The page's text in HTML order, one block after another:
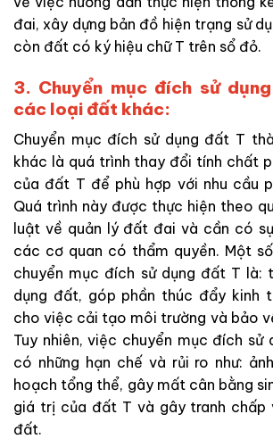
đai, xây dựng bản đồ hiện trạng sử
còn đất có ký hiệu chữ T trên sổ đỏ.
3. Chuyển mục đích sử
các loại đất khác:
Chuyển mục đích sử dụng đất T
khác là quá trình thay đổi tính chất
của đất T để phù hợp với nhu cầu
Quá trình này được thực hiện theo
luật về quản lý đất đai và cần có
các cơ quan có thẩm quyền. Một
chuyển mục đích sử dụng đất T là:
dụng đất, góp phần thúc đẩy kinh
cho việc cải tạo môi trường và bảo
Tuy nhiên, việc chuyển mục đích sử
có những hạn chế và rủi ro như:
hoạch tổng thể, gây mất cân bằng
giá trị của đất T và gây tranh chấp
đất.